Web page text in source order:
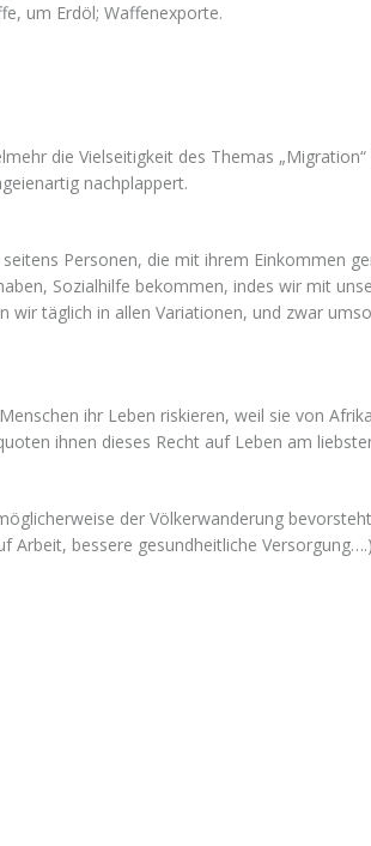
um Erdöl; Waffenexporte.
die Vielseitigkeit des Themas
nachplappert.
Personen, die mit ihrem Einkommen
Sozialhilfe bekommen, indes wir mit
wir täglich in allen Variationen, und zwar
ihr Leben riskieren, weil sie von
ihnen dieses Recht auf Leben am
der Völkerwanderung
bessere gesundheitliche